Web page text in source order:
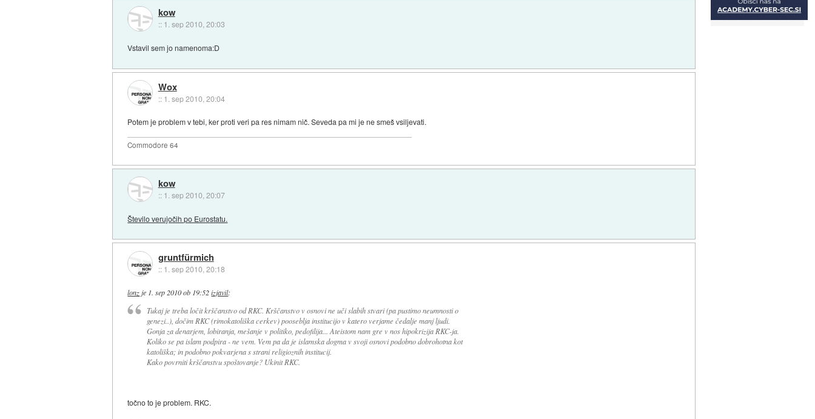
kow
:: 1. sep 2010, 20:03
Vstavil sem jo namenoma:D
Wox
:: 1. sep 2010, 20:04
Potem je problem v tebi, ker proti veri pa res nimam nič. Seveda pa mi je ne smeš vsiljevati.
Commodore 64
kow
:: 1. sep 2010, 20:07
Število verujočih po Eurostatu.
gruntfürmich
:: 1. sep 2010, 20:18
lonz je 1. sep 2010 ob 19:52 izjavil:
Tukaj je treba ločit krščanstvo od RKC. Krščanstvo v osnovi ne uči slabih stvari (pa pustimo neumnosti o
genezi..), dočim RKC (rimokatoliška cerkev) pooseblja institucijo v katero verjame čedalje manj ljudi.
Gonja za denarjem, lobiranja, mešanje v politiko, pedofilija... Ateistom nam gre v nos hipokrizija RKC-ja.
Koliko se pa islam podpira - ne vem. Vem pa da je islamska dogma v svoji osnovi podobno dobrohotna kot
katoliška; in podobno pokvarjena s strani religioznih institucij.
Kako povrniti krščanstvu spoštovanje? Ukinit RKC.
točno to je problem. RKC.